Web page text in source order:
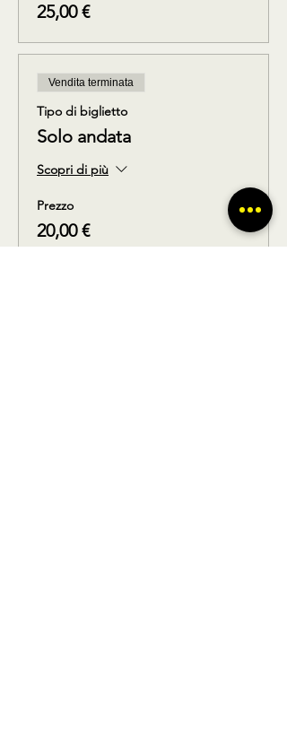
25,00 €
Vendita terminata
Tipo di biglietto
Solo andata
Scopri di più
Prezzo
20,00 €